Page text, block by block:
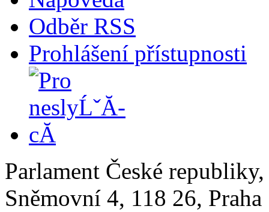
Odběr RSS
Prohlášení přístupnosti
Parlament České
Sněmovní 4, 118 26,